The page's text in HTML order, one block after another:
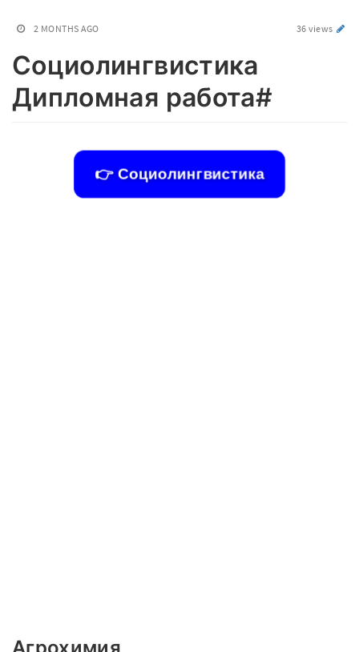
2 MONTHS AGO 36 views
Социолингвистика
Дипломная работа#
👉 Социолингвистика
Агрохимия